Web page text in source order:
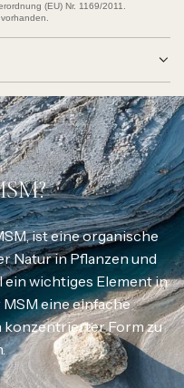
(EU) Nr. 1169/2011.
ist eine organische
Natur in Pflanzen und
wichtiges Element in
eine einfache
konzentrierter Form zu